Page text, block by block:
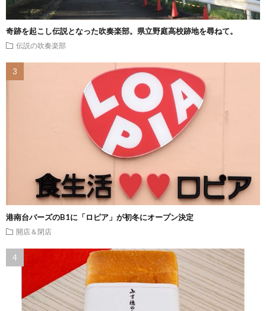
奇跡を起こし伝説となった吹奏楽部。県立野庭高校跡地を尋ねて。
伝説の吹奏楽部
港南台バーズのB1に「ロピア」が初冬にオープン決定
開店＆閉店